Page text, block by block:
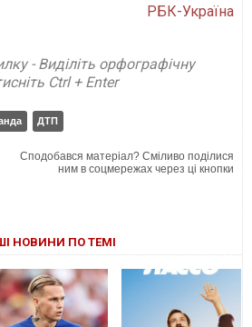
РБК-Україна
- Виділіть орфографічну
Ctrl + Enter
ДТП
Сподобався матеріал? Сміливо поділися
ним в соцмережах через ці кнопки
НОВИНИ ПО ТЕМІ